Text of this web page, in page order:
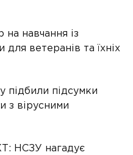
на навчання із
для ветеранів та їхніх
підбили підсумки
з вірусними
НСЗУ нагадує